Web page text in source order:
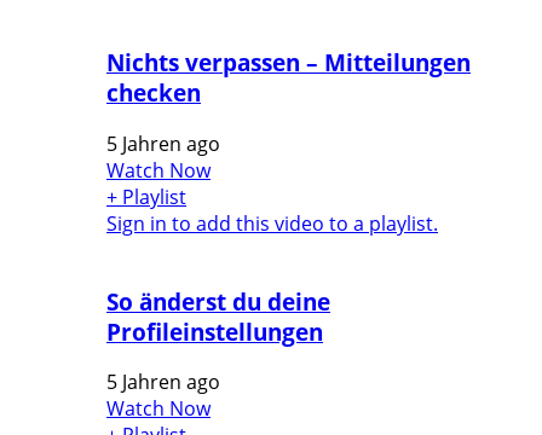
Nichts verpassen – Mitteilungen
checken
5 Jahren ago
Watch Now
+ Playlist
Sign in to add this video to a playlist.
So änderst du deine
Profileinstellungen
5 Jahren ago
Watch Now